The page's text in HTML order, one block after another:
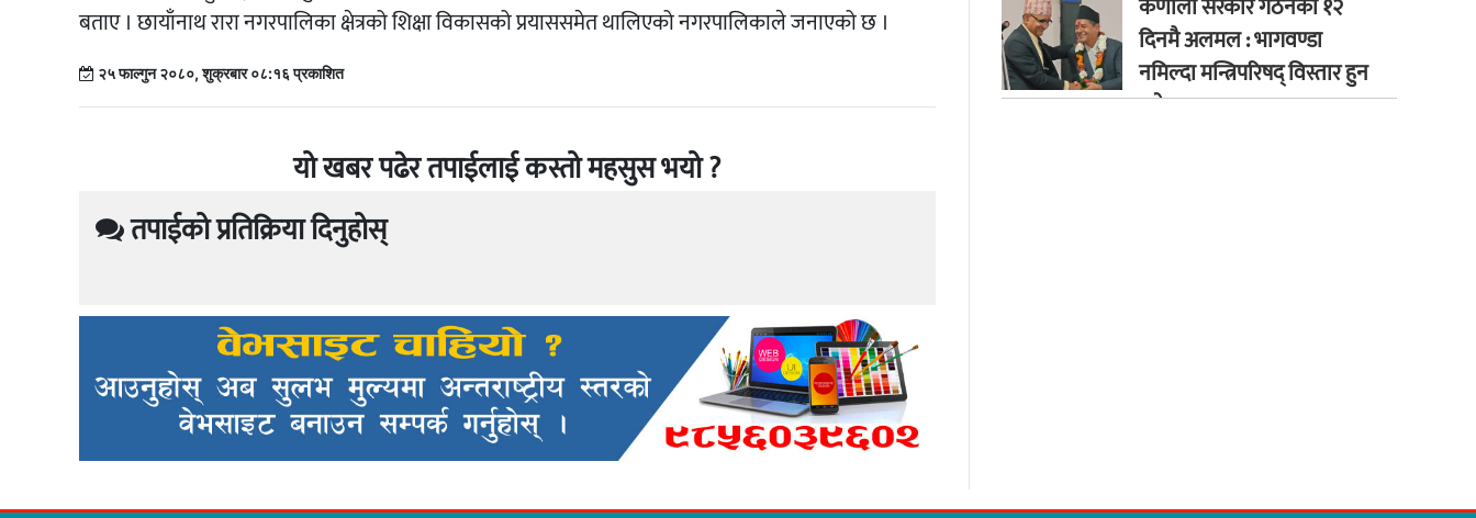
बताए । छायाँनाथ रारा नगरपालिका क्षेत्रको शिक्षा विकासको प्रयाससमेत थालिएको नगरपालिकाले जनाएको छ ।
२५ फाल्गुन २०८०, शुक्रबार ०८:१६ प्रकाशित
यो खबर पढेर तपाईलाई कस्तो महसुस भयो ?
तपाईको प्रतिक्रिया दिनुहोस्
कर्णाली सरकार गठनको १२
दिनमै अलमल : भागवण्डा
नमिल्दा मन्त्रिपरिषद् विस्तार हुन
सकेन